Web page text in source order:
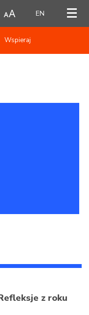
EN
Wspieraj
z roku